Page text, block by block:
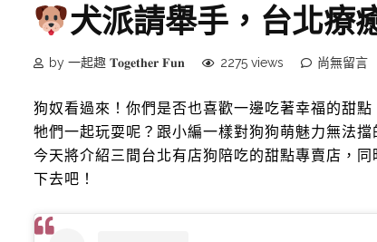
犬派請舉手，台北療
by 一起趣 𝐓𝐨𝐠𝐞𝐭𝐡𝐞𝐫 𝐅𝐮𝐧 2275 views 尚無留言
狗奴看過來！你們是否也喜歡一邊吃著幸福的甜
牠們一起玩耍呢？跟小編一樣對狗狗萌魅力無法擋
今天將介紹三間台北有店狗陪吃的甜點專賣店，
下去吧！